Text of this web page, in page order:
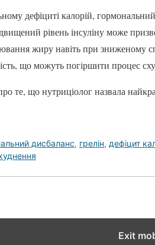
дефіциті калорій,
рівень інсуліну може
жиру навіть при зниженому
що можуть погіршити процес
те, що нутриціолог назвала
дисбаланс, грелін, дефіцит
Exit